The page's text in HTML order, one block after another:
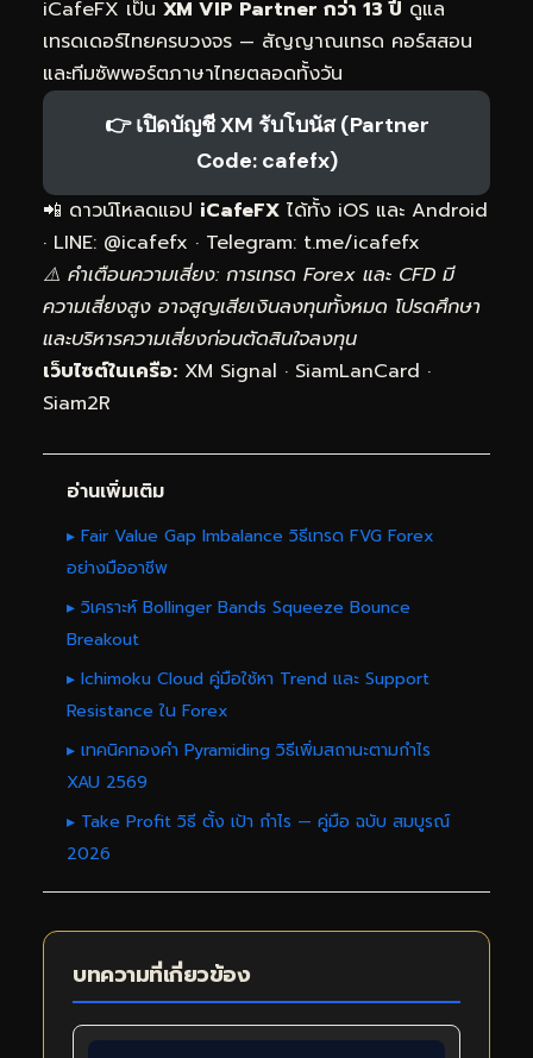
iCafeFX เป็น XM VIP Partner กว่า 13 ปี ดูแล
เทรดเดอร์ไทยครบวงจร — สัญญาณเทรด คอร์สสอน
และทีมซัพพอร์ตภาษาไทยตลอดทั้งวัน
👉 เปิดบัญชี XM รับโบนัส (Partner
Code: cafefx)
📲 ดาวน์โหลดแอป iCafeFX ได้ทั้ง iOS และ Android
· LINE: @icafefx · Telegram: t.me/icafefx
⚠️ คำเตือนความเสี่ยง: การเทรด Forex และ CFD มี
ความเสี่ยงสูง อาจสูญเสียเงินลงทุนทั้งหมด โปรดศึกษา
และบริหารความเสี่ยงก่อนตัดสินใจลงทุน
เว็บไซต์ในเครือ: XM Signal · SiamLanCard ·
Siam2R
อ่านเพิ่มเติม
▸ Fair Value Gap Imbalance วิธีเทรด FVG Forex
อย่างมืออาชีพ
▸ วิเคราะห์ Bollinger Bands Squeeze Bounce
Breakout
▸ Ichimoku Cloud คู่มือใช้หา Trend และ Support
Resistance ใน Forex
▸ เทคนิคทองคำ Pyramiding วิธีเพิ่มสถานะตามกำไร
XAU 2569
▸ Take Profit วิธี ตั้ง เป้า กำไร — คู่มือ ฉบับ สมบูรณ์
2026
บทความที่เกี่ยวข้อง